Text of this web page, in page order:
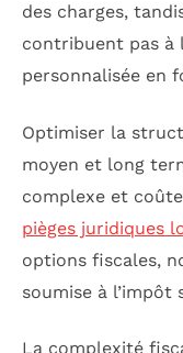
des charges,
contribuent pas à
personnalisée en
Optimiser la
moyen et long
complexe et
pièges juridiques
options fiscales,
soumise à
La complexité